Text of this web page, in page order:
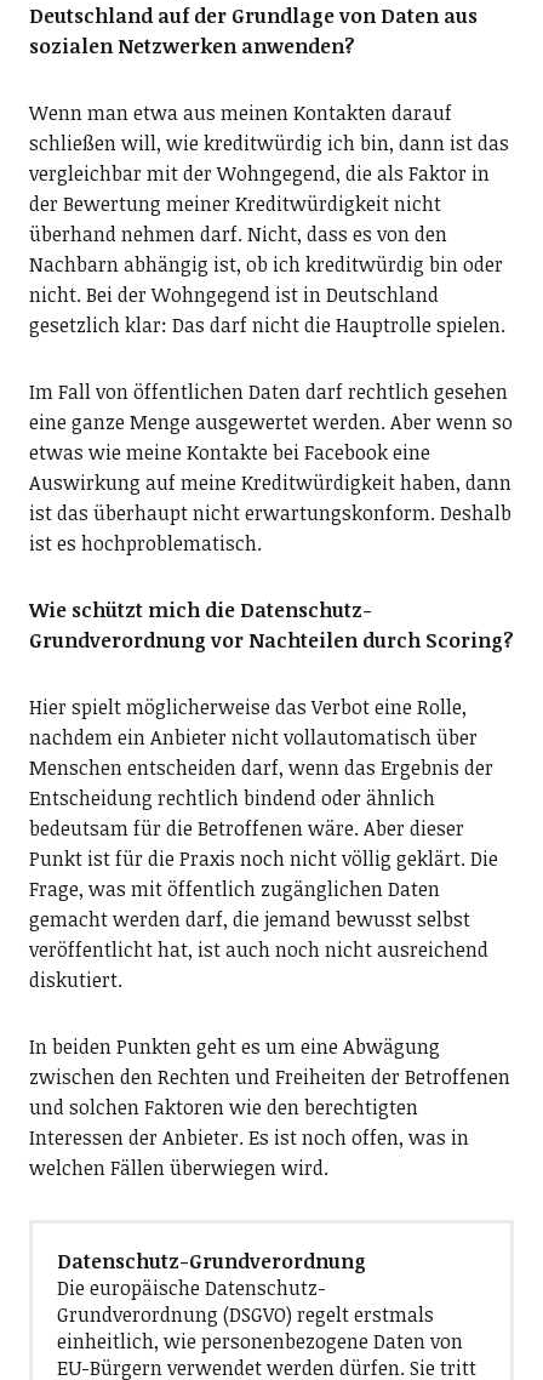
Deutschland auf der Grundlage von Daten aus
sozialen Netzwerken anwenden?
Wenn man etwa aus meinen Kontakten darauf
schließen will, wie kreditwürdig ich bin, dann ist das
vergleichbar mit der Wohngegend, die als Faktor in
der Bewertung meiner Kreditwürdigkeit nicht
überhand nehmen darf. Nicht, dass es von den
Nachbarn abhängig ist, ob ich kreditwürdig bin oder
nicht. Bei der Wohngegend ist in Deutschland
gesetzlich klar: Das darf nicht die Hauptrolle spielen.
Im Fall von öffentlichen Daten darf rechtlich gesehen
eine ganze Menge ausgewertet werden. Aber wenn so
etwas wie meine Kontakte bei Facebook eine
Auswirkung auf meine Kreditwürdigkeit haben, dann
ist das überhaupt nicht erwartungskonform. Deshalb
ist es hochproblematisch.
Wie schützt mich die Datenschutz-
Grundverordnung vor Nachteilen durch Scoring?
Hier spielt möglicherweise das Verbot eine Rolle,
nachdem ein Anbieter nicht vollautomatisch über
Menschen entscheiden darf, wenn das Ergebnis der
Entscheidung rechtlich bindend oder ähnlich
bedeutsam für die Betroffenen wäre. Aber dieser
Punkt ist für die Praxis noch nicht völlig geklärt. Die
Frage, was mit öffentlich zugänglichen Daten
gemacht werden darf, die jemand bewusst selbst
veröffentlicht hat, ist auch noch nicht ausreichend
diskutiert.
In beiden Punkten geht es um eine Abwägung
zwischen den Rechten und Freiheiten der Betroffenen
und solchen Faktoren wie den berechtigten
Interessen der Anbieter. Es ist noch offen, was in
welchen Fällen überwiegen wird.
Datenschutz-Grundverordnung
Die europäische Datenschutz-
Grundverordnung (DSGVO) regelt erstmals
einheitlich, wie personenbezogene Daten von
EU-Bürgern verwendet werden dürfen. Sie tritt